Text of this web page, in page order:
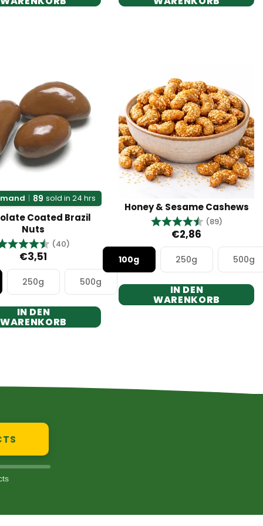
| 89 sold in 24 hrs
Coated Brazil
Nuts
(40)
€3,51
250g 500g
IN DEN
WARENKORB
Honey & Sesame Cashews
Bewertung:(89)
€2,86
100g 250g 500g
IN DEN
WARENKORB